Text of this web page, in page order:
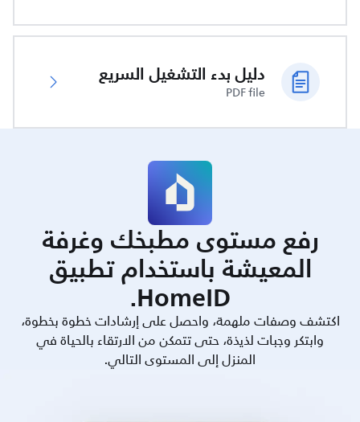
دليل بدء التشغيل السريع
PDF file
رفع مستوى مطبخك وغرفة
المعيشة باستخدام تطبيق
HomeID.
اكتشف وصفات ملهمة، واحصل على إرشادات خطوة بخطوة،
وابتكر وجبات لذيذة، حتى تتمكن من الارتقاء بالحياة في
المنزل إلى المستوى التالي.